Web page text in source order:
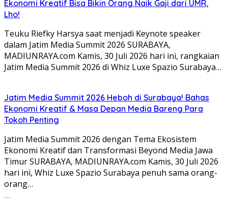
Ekonomi Kreatif Bisa Bikin Orang Naik Gaji dari UMR,
Lho!
Teuku Riefky Harsya saat menjadi Keynote speaker
dalam Jatim Media Summit 2026 SURABAYA,
MADIUNRAYA.com Kamis, 30 Juli 2026 hari ini, rangkaian
Jatim Media Summit 2026 di Whiz Luxe Spazio Surabaya…
Jatim Media Summit 2026 Heboh di Surabaya! Bahas
Ekonomi Kreatif & Masa Depan Media Bareng Para
Tokoh Penting
Jatim Media Summit 2026 dengan Tema Ekosistem
Ekonomi Kreatif dan Transformasi Beyond Media Jawa
Timur SURABAYA, MADIUNRAYA.com Kamis, 30 Juli 2026
hari ini, Whiz Luxe Spazio Surabaya penuh sama orang-
orang…